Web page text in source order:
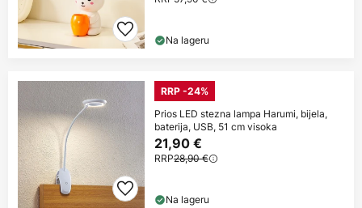
Na lageru
RRP -24%
Prios LED stezna lampa Harumi, bijela,
baterija, USB, 51 cm visoka
21,90 €
RRP28,90 €
Na lageru